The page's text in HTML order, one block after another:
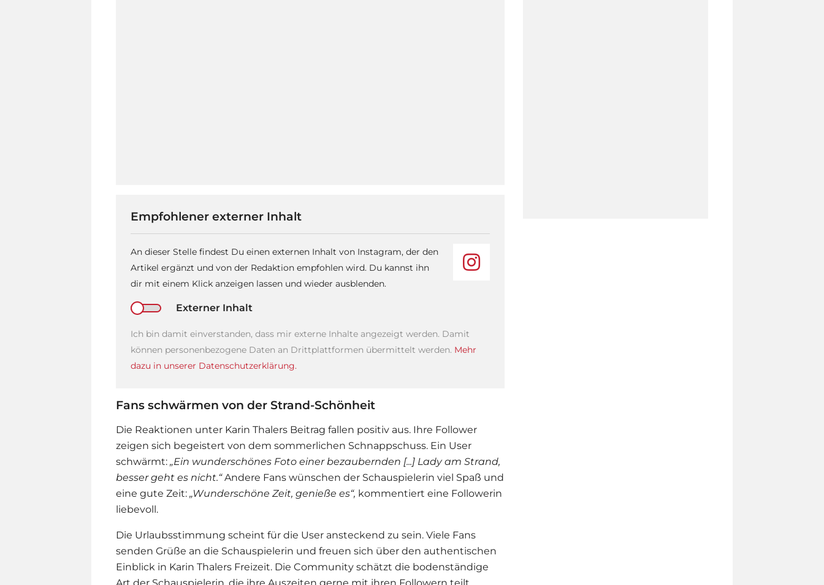
Empfohlener externer Inhalt
An dieser Stelle findest Du einen externen Inhalt von Instagram, der den
Artikel ergänzt und von der Redaktion empfohlen wird. Du kannst ihn
dir mit einem Klick anzeigen lassen und wieder ausblenden.
Externer Inhalt
Ich bin damit einverstanden, dass mir externe Inhalte angezeigt werden. Damit
können personenbezogene Daten an Drittplattformen übermittelt werden. Mehr
dazu in unserer Datenschutzerklärung.
Fans schwärmen von der Strand-Schönheit
Die Reaktionen unter Karin Thalers Beitrag fallen positiv aus. Ihre Follower
zeigen sich begeistert von dem sommerlichen Schnappschuss. Ein User
schwärmt: „Ein wunderschönes Foto einer bezaubernden [...] Lady am Strand,
besser geht es nicht.“Andere Fans wünschen der Schauspielerin viel Spaß und
eine gute Zeit: „Wunderschöne Zeit, genieße es“, kommentiert eine Followerin
liebevoll.
Die Urlaubsstimmung scheint für die User ansteckend zu sein. Viele Fans
senden Grüße an die Schauspielerin und freuen sich über den authentischen
Einblick in Karin Thalers Freizeit. Die Community schätzt die bodenständige